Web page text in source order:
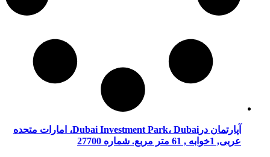
آپارتمان درDubai Investment Park، Dubai، امارات متحده
عربی, 1خوابه , 61 متر مربع. شماره 27700